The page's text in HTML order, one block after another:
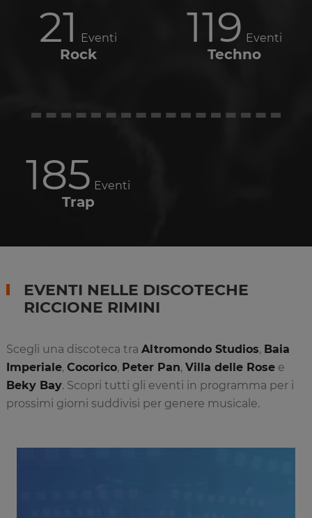
21 Eventi
Rock
119 Eventi
Techno
185 Eventi
Trap
EVENTI NELLE DISCOTECHE
RICCIONE RIMINI
Scegli una discoteca tra Altromondo Studios, Baia
Imperiale, Cocorico, Peter Pan, Villa delle Rosee
Beky Bay. Scopri tutti gli eventi in programma per i
prossimi giorni suddivisi per genere musicale.